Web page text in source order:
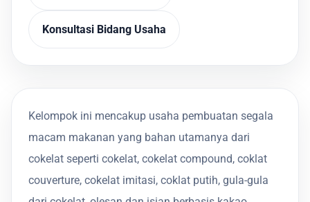
Konsultasi Bidang Usaha
Kelompok ini mencakup usaha pembuatan segala
macam makanan yang bahan utamanya dari
cokelat seperti cokelat, cokelat compound, coklat
couverture, cokelat imitasi, coklat putih, gula-gula